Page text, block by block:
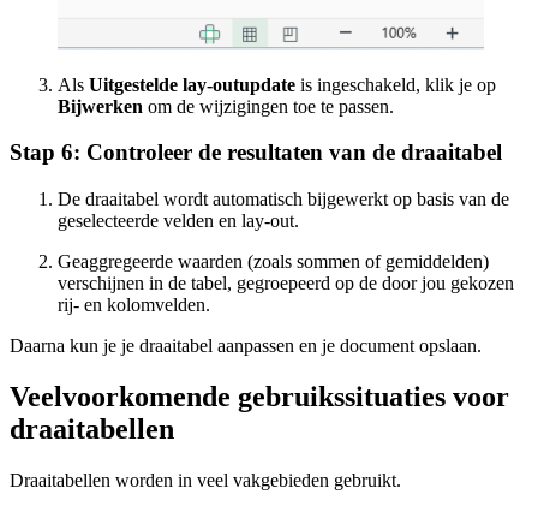
Als Uitgestelde lay-outupdate is ingeschakeld, klik je op
Bijwerken om de wijzigingen toe te passen.
Stap 6: Controleer de resultaten van de draaitabel
De draaitabel wordt automatisch bijgewerkt op basis van de
geselecteerde velden en lay-out.
Geaggregeerde waarden (zoals sommen of gemiddelden)
verschijnen in de tabel, gegroepeerd op de door jou gekozen
rij- en kolomvelden.
Daarna kun je je draaitabel aanpassen en je document opslaan.
Veelvoorkomende gebruikssituaties voor
draaitabellen
Draaitabellen worden in veel vakgebieden gebruikt.